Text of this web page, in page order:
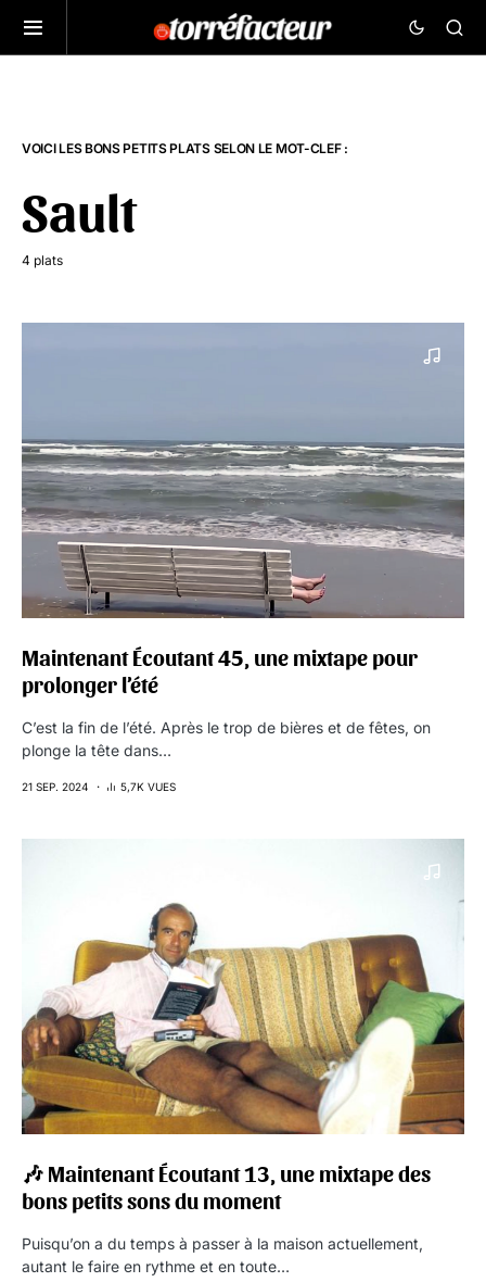
VOICI LES BONS PETITS PLATS SELON LE MOT-CLEF :
Sault
4 plats
Maintenant Écoutant 45, une mixtape pour
prolonger l’été
C’est la fin de l’été. Après le trop de bières et de fêtes, on
plonge la tête dans…
21 SEP. 2024 5,7K VUES
🎶 Maintenant Écoutant 13, une mixtape des
bons petits sons du moment
Puisqu’on a du temps à passer à la maison actuellement,
autant le faire en rythme et en toute…